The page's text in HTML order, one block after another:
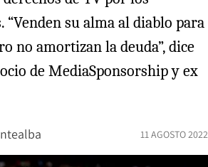
“Venden su alma al diablo para
no amortizan la deuda”, dice
de MediaSponsorship y ex
11 AGOSTO 2022